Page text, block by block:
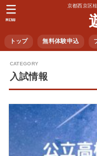
京都西京区
トップ 無料体験申込
MENU
入試情報